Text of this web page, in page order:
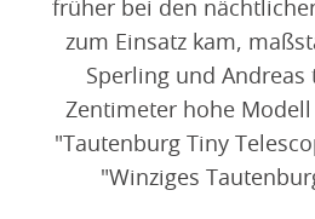
früher bei den
zum Einsatz kam,
Sperling und Andreas
Zentimeter hohe
"Tautenburg Tiny
"Winziges